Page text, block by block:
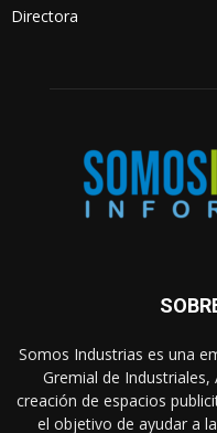
Directora
Somos Industrias es una
Gremial de Industriales,
creación de espacios
el objetivo de ayudar a